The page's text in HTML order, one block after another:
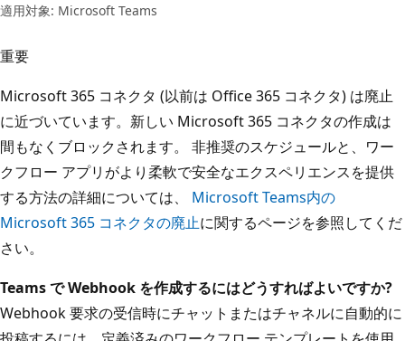
適用対象: Microsoft Teams
重要
Microsoft 365 コネクタ (以前は Office 365 コネクタ) は廃止
に近づいています。新しい Microsoft 365 コネクタの作成は
間もなくブロックされます。 非推奨のスケジュールと、ワー
クフロー アプリがより柔軟で安全なエクスペリエンスを提供
する方法の詳細については、 Microsoft Teams内の
Microsoft 365 コネクタの廃止に関するページを参照してくだ
さい。
Teams で Webhook を作成するにはどうすればよいですか?
Webhook 要求の受信時にチャットまたはチャネルに自動的に